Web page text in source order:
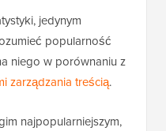
jedynym
popularność
niego w porównaniu z
zarządzania treścią.
najpopularniejszym,